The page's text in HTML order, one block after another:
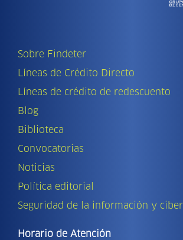
Sobre Findeter
Líneas de Crédito Directo
Líneas de crédito de redescuento
Blog
Biblioteca
Convocatorias
Noticias
Política editorial
Seguridad de la información y
Horario de Atención